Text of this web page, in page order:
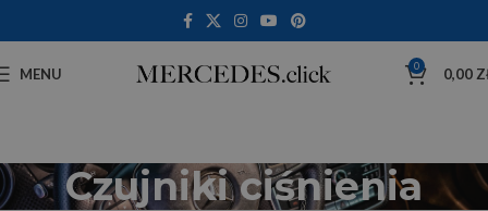
MENU 0 0,00
Czujniki ciśnienia